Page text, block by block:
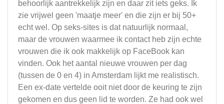
behoorlijk aantrekkelijk zijn en daar zit iets geks. Ik
zie vrijwel geen 'maatje meer' en die zijn er bij 50+
echt wel. Op seks-sites is dat natuurlijk normaal,
maar de vrouwen waarmee ik contact heb zijn echte
vrouwen die ik ook makkelijk op FaceBook kan
vinden. Ook het aantal nieuwe vrouwen per dag
(tussen de 0 en 4) in Amsterdam lijkt me realistisch.
Een ex-date vertelde ooit niet door de keuring te zijn
gekomen en dus geen lid te worden. Ze had ook wel